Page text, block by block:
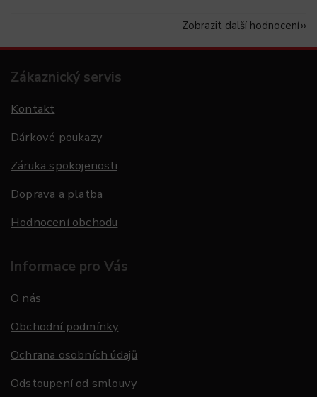
Zobrazit další hodnocení
Zákaznický servis
Kontakt
Dárkové poukazy
Záruka spokojenosti
Doprava a platba
Hodnocení obchodu
Informace pro Vás
O nás
Obchodní podmínky
Ochrana osobních údajů
Odstoupení od smlouvy